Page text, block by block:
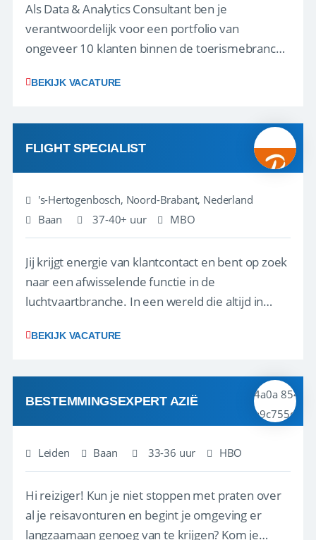
Als Data & Analytics Consultant ben je
verantwoordelijk voor een portfolio van
ongeveer 10 klanten binnen de toerismebranche
attractieparken en dierentuinen. Je bent het
begeleidt hen bij het maken van de juiste
strategische keuzes o...
BEKIJK VACATURE
FLIGHT SPECIALIST
's-Hertogenbosch, Noord-Brabant, Nederland
Baan
37-40+ uur MBO
Jij krijgt energie van klantcontact en bent op zoek
naar een afwisselende functie in de
luchtvaartbranche. In een wereld die altijd in
actie te ondernemen, ook wanneer zich
Geen dag is hetzelfde, en juist dat maak...
BEKIJK VACATURE
BESTEMMINGSEXPERT AZIË
Leiden Baan 33-36 uur HBO
Hi reiziger! Kun je niet stoppen met praten over
al je reisavonturen en begint je omgeving er
langzaamaan genoeg van te krijgen? Kom je